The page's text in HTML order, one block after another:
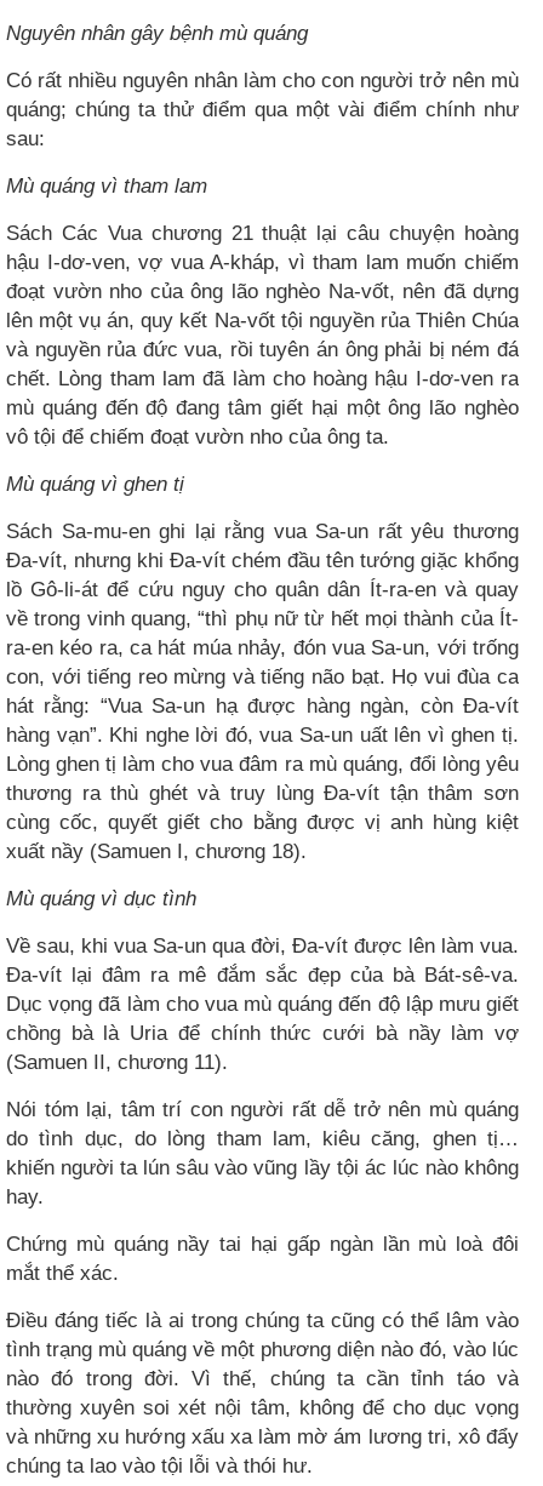
Nguyên nhân gây bệnh mù quáng
Có rất nhiều nguyên nhân làm cho con người trở nên mù
quáng; chúng ta thử điểm qua một vài điểm chính như
sau:
Mù quáng vì tham lam
Sách Các Vua chương 21 thuật lại câu chuyện hoàng
hậu I-dơ-ven, vợ vua A-kháp, vì tham lam muốn chiếm
đoạt vườn nho của ông lão nghèo Na-vốt, nên đã dựng
lên một vụ án, quy kết Na-vốt tội nguyền rủa Thiên Chúa
và nguyền rủa đức vua, rồi tuyên án ông phải bị ném đá
chết. Lòng tham lam đã làm cho hoàng hậu I-dơ-ven ra
mù quáng đến độ đang tâm giết hại một ông lão nghèo
vô tội để chiếm đoạt vườn nho của ông ta.
Mù quáng vì ghen tị
Sách Sa-mu-en ghi lại rằng vua Sa-un rất yêu thương
Đa-vít, nhưng khi Đa-vít chém đầu tên tướng giặc khổng
lồ Gô-li-át để cứu nguy cho quân dân Ít-ra-en và quay
về trong vinh quang, “thì phụ nữ từ hết mọi thành của Ít-
ra-en kéo ra, ca hát múa nhảy, đón vua Sa-un, với trống
con, với tiếng reo mừng và tiếng não bạt. Họ vui đùa ca
hát rằng: “Vua Sa-un hạ được hàng ngàn, còn Đa-vít
hàng vạn”. Khi nghe lời đó, vua Sa-un uất lên vì ghen tị.
Lòng ghen tị làm cho vua đâm ra mù quáng, đổi lòng yêu
thương ra thù ghét và truy lùng Đa-vít tận thâm sơn
cùng cốc, quyết giết cho bằng được vị anh hùng kiệt
xuất nầy (Samuen I, chương 18).
Mù quáng vì dục tình
Về sau, khi vua Sa-un qua đời, Đa-vít được lên làm vua.
Đa-vít lại đâm ra mê đắm sắc đẹp của bà Bát-sê-va.
Dục vọng đã làm cho vua mù quáng đến độ lập mưu giết
chồng bà là Uria để chính thức cưới bà nầy làm vợ
(Samuen II, chương 11).
Nói tóm lại, tâm trí con người rất dễ trở nên mù quáng
do tình dục, do lòng tham lam, kiêu căng, ghen tị…
khiến người ta lún sâu vào vũng lầy tội ác lúc nào không
hay.
Chứng mù quáng nầy tai hại gấp ngàn lần mù loà đôi
mắt thể xác.
Điều đáng tiếc là ai trong chúng ta cũng có thể lâm vào
tình trạng mù quáng về một phương diện nào đó, vào lúc
nào đó trong đời. Vì thế, chúng ta cần tỉnh táo và
thường xuyên soi xét nội tâm, không để cho dục vọng
và những xu hướng xấu xa làm mờ ám lương tri, xô đẩy
chúng ta lao vào tội lỗi và thói hư.